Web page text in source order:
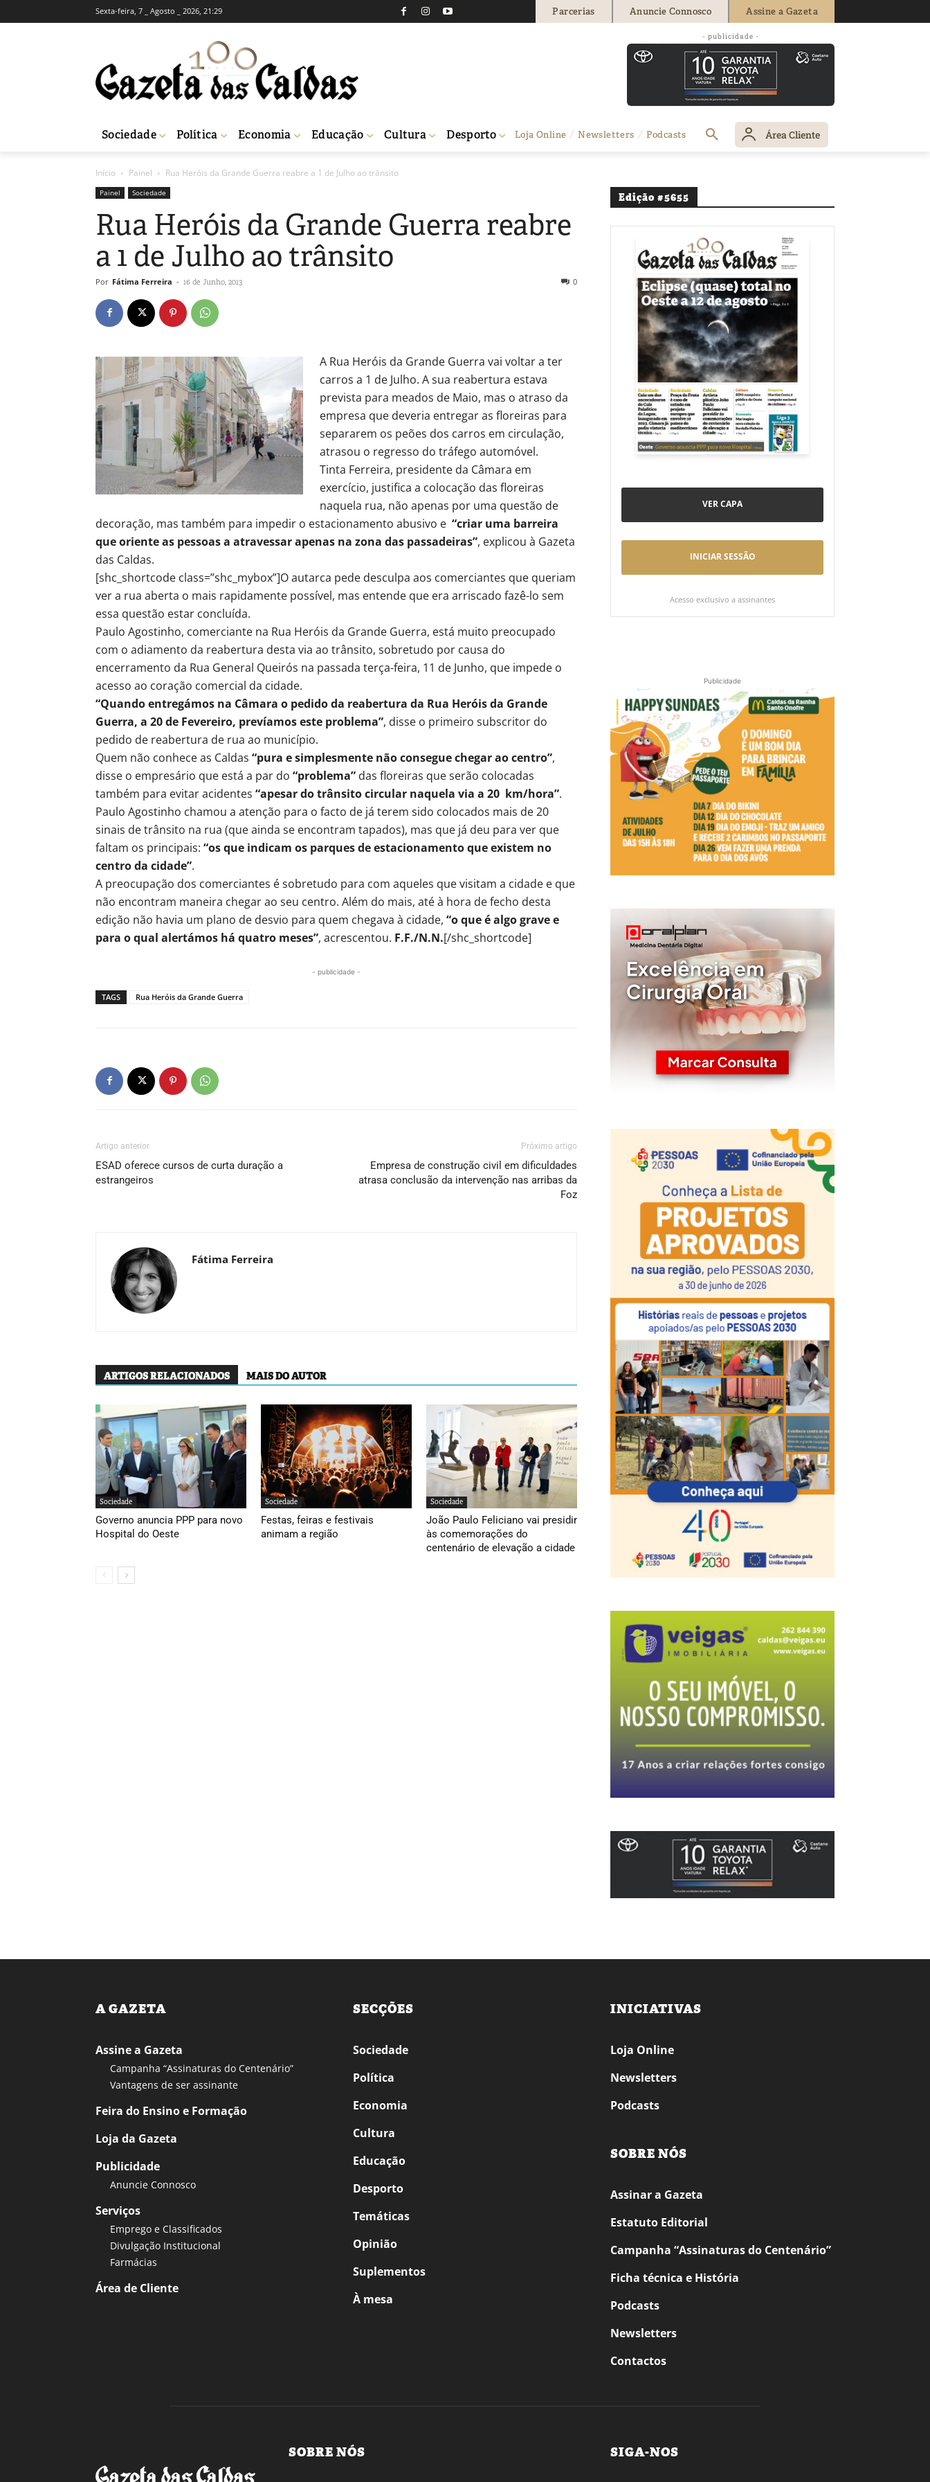
Sexta-feira, 7 _ Agosto _ 2026, 21:29 Parcerias Anuncie Connosco Assine a Gazeta
- publicidade -
Sociedade Política Economia Educação Cultura Desporto Loja Online Newsletters Podcasts Área Cliente
Início Painel Rua Heróis da Grande Guerra reabre a 1 de Julho ao trânsito
Painel Sociedade
Rua Heróis da Grande Guerra reabre
a 1 de Julho ao trânsito
Por Fátima Ferreira - 16 de Junho, 2013 0
A Rua Heróis da Grande Guerra vai voltar a ter
carros a 1 de Julho. A sua reabertura estava
prevista para meados de Maio, mas o atraso da
empresa que deveria entregar as floreiras para
separarem os peões dos carros em circulação,
atrasou o regresso do tráfego automóvel.
Tinta Ferreira, presidente da Câmara em
exercício, justifica a colocação das floreiras
naquela rua, não apenas por uma questão de
decoração, mas também para impedir o estacionamento abusivo e “criar uma barreira
que oriente as pessoas a atravessar apenas na zona das passadeiras”, explicou à Gazeta
das Caldas.
[shc_shortcode class=”shc_mybox”]O autarca pede desculpa aos comerciantes que queriam
ver a rua aberta o mais rapidamente possível, mas entende que era arriscado fazê-lo sem
essa questão estar concluída.
Paulo Agostinho, comerciante na Rua Heróis da Grande Guerra, está muito preocupado
com o adiamento da reabertura desta via ao trânsito, sobretudo por causa do
encerramento da Rua General Queirós na passada terça-feira, 11 de Junho, que impede o
acesso ao coração comercial da cidade.
“Quando entregámos na Câmara o pedido da reabertura da Rua Heróis da Grande
Guerra, a 20 de Fevereiro, prevíamos este problema”, disse o primeiro subscritor do
pedido de reabertura de rua ao município.
Quem não conhece as Caldas “pura e simplesmente não consegue chegar ao centro”,
disse o empresário que está a par do “problema” das floreiras que serão colocadas
também para evitar acidentes “apesar do trânsito circular naquela via a 20 km/hora”.
Paulo Agostinho chamou a atenção para o facto de já terem sido colocados mais de 20
sinais de trânsito na rua (que ainda se encontram tapados), mas que já deu para ver que
faltam os principais: “os que indicam os parques de estacionamento que existem no
centro da cidade”.
A preocupação dos comerciantes é sobretudo para com aqueles que visitam a cidade e que
não encontram maneira chegar ao seu centro. Além do mais, até à hora de fecho desta
edição não havia um plano de desvio para quem chegava à cidade, “o que é algo grave e
para o qual alertámos há quatro meses”, acrescentou. F.F./N.N.[/shc_shortcode]
- publicidade -
TAGS Rua Heróis da Grande Guerra
Artigo anterior
ESAD oferece cursos de curta duração a
estrangeiros
Próximo artigo
Empresa de construção civil em dificuldades
atrasa conclusão da intervenção nas arribas da
Foz
Fátima Ferreira
ARTIGOS RELACIONADOS MAIS DO AUTOR
Sociedade
Governo anuncia PPP para novo
Hospital do Oeste
Sociedade
Festas, feiras e festivais
animam a região
Sociedade
João Paulo Feliciano vai presidir
às comemorações do
centenário de elevação a cidade
Edição #5655
VER CAPA
INICIAR SESSÃO
Acesso exclusivo a assinantes
Publicidade
A GAZETA
Assine a Gazeta
Campanha “Assinaturas do Centenário”
Vantagens de ser assinante
Feira do Ensino e Formação
Loja da Gazeta
Publicidade
Anuncie Connosco
Serviços
Emprego e Classificados
Divulgação Institucional
Farmácias
Área de Cliente
SECÇÕES
Sociedade
Política
Economia
Cultura
Educação
Desporto
Temáticas
Opinião
Suplementos
À mesa
INICIATIVAS
Loja Online
Newsletters
Podcasts
SOBRE NÓS
Assinar a Gazeta
Estatuto Editorial
Campanha “Assinaturas do Centenário”
Ficha técnica e História
Podcasts
Newsletters
Contactos
SOBRE NÓS SIGA-NOS